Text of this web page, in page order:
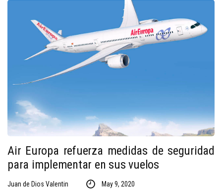
Air Europa refuerza medidas de seguridad
para implementar en sus vuelos
Juan de Dios Valentin May 9, 2020